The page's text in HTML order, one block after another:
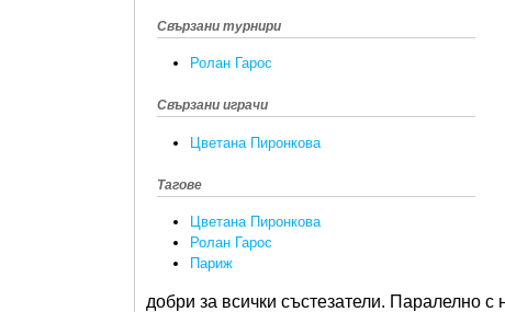
Свързани турнири
Ролан Гарос
Свързани играчи
Цветана Пиронкова
Тагове
Цветана Пиронкова
Ролан Гарос
Париж
добри за всички състезатели. Паралелно